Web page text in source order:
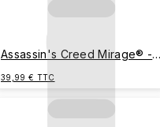
Assassin's Creed Mirage® -
39,99 € TTC